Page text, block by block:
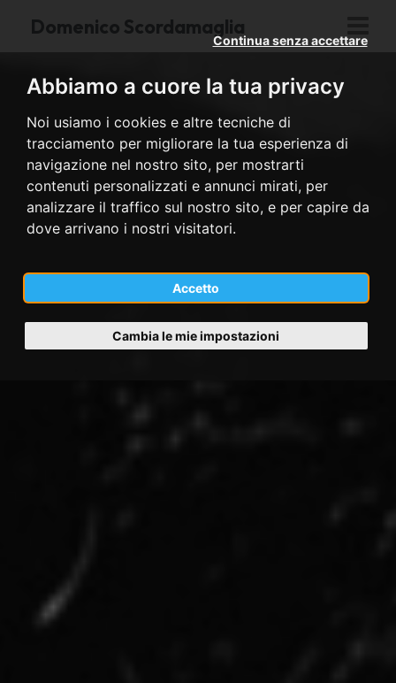
Abbiamo a cuore la tua privacy
Noi usiamo i cookies e altre tecniche di
tracciamento per migliorare la tua esperienza di
navigazione nel nostro sito, per mostrarti
contenuti personalizzati e annunci mirati, per
analizzare il traffico sul nostro sito, e per capire da
dove arrivano i nostri visitatori.
Accetto
Continua senza accettare
Cambia le mie impostazioni
Domenico Scordamaglia